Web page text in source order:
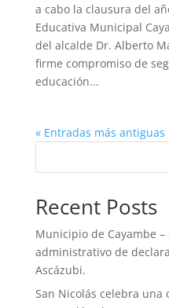
a cabo la clausura del
Educativa Municipal
del alcalde Dr. Alberto
firme compromiso de
educación...
« Entradas más antiguas
Recent Posts
Municipio de Cayambe
administrativo de
Ascázubi.
San Nicolás celebra una